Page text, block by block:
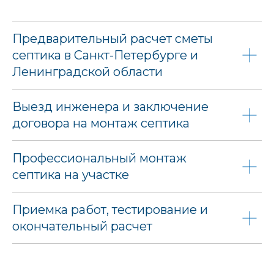
Предварительный расчет сметы
септика в Санкт-Петербурге и
Ленинградской области
Выезд инженера и заключение
договора на монтаж септика
Профессиональный монтаж
септика на участке
Приемка работ, тестирование и
окончательный расчет